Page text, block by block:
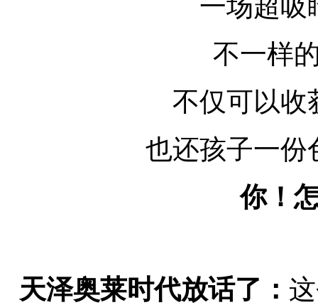
一场超吸
不一样
不仅可以收
也还孩子一份
你！
天泽奥莱时代放话了：